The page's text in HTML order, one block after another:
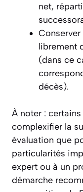
net,
librement
(dans ce
décès).
À noter :
complexifier la
évaluation que
particularités
expert ou à un
démarche